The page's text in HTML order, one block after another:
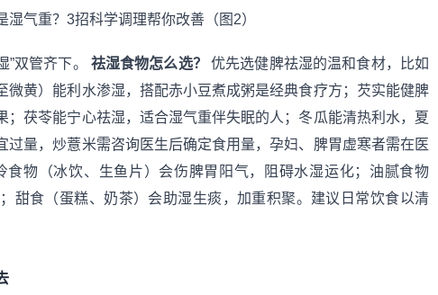
”双管齐下。 祛湿食物怎么选？
优先选健脾祛湿的温和食材，比如
微黄）能利水渗湿，搭配赤小豆煮成粥是经典食疗方；芡实能健脾
；茯苓能宁心祛湿，适合湿气重伴失眠的人；冬瓜能清热利水，夏
过量，炒薏米需咨询医生后确定食用量，孕妇、脾胃虚寒者需在医
食物（冰饮、生鱼片）会伤脾胃阳气，阻碍水湿运化；油腻食物
甜食（蛋糕、奶茶）会助湿生痰，加重积聚。建议日常饮食以清